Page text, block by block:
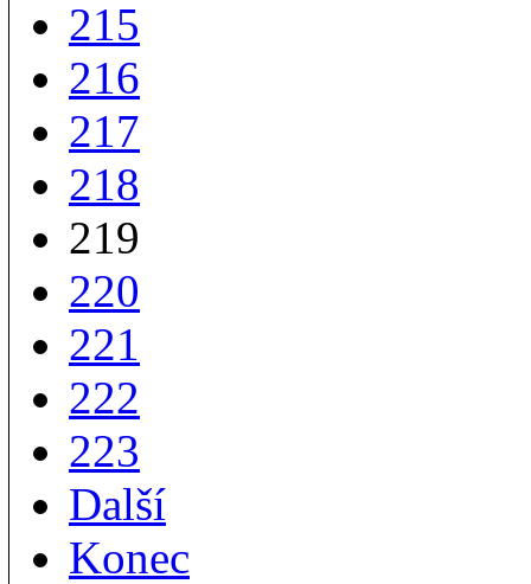
215
216
217
218
219
220
221
222
223
Další
Konec